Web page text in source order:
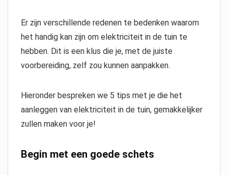
Er zijn verschillende redenen te bedenken waarom
het handig kan zijn om elektriciteit in de tuin te
hebben. Dit is een klus die je, met de juiste
voorbereiding, zelf zou kunnen aanpakken.
Hieronder bespreken we 5 tips met je die het
aanleggen van elektriciteit in de tuin, gemakkelijker
zullen maken voor je!
Begin met een goede schets